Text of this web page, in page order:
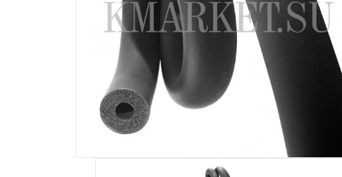
Авторизоваться